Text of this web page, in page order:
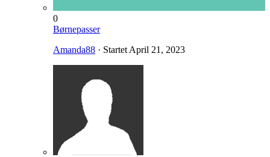
0
Børnepasser
Amanda88 · Startet April 21, 2023